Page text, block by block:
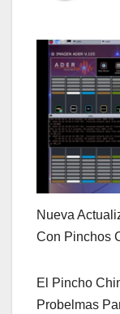
Nueva
Con Pinchos
El Pincho
Probelmas